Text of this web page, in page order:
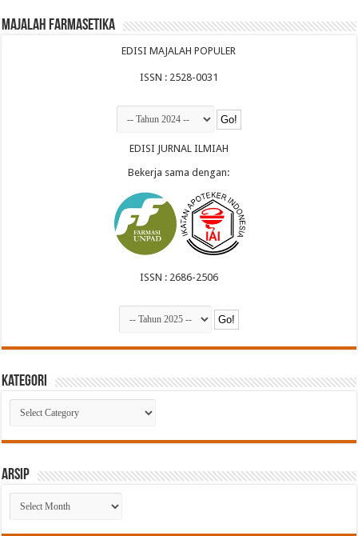
Majalah Farmasetika
EDISI MAJALAH POPULER
ISSN : 2528-0031
EDISI JURNAL ILMIAH
Bekerja sama dengan:
ISSN : 2686-2506
Kategori
Kategori
Arsip
Arsip